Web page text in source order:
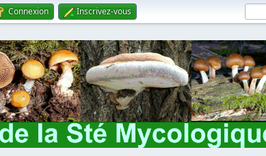
Connexion Inscrivez-vous